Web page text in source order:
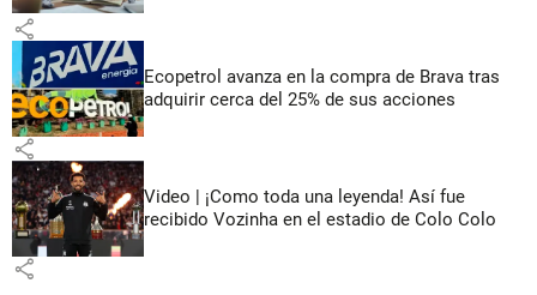
share
Ecopetrol avanza en la compra de Brava tras
adquirir cerca del 25% de sus acciones
share
Video | ¡Como toda una leyenda! Así fue
recibido Vozinha en el estadio de Colo Colo
share